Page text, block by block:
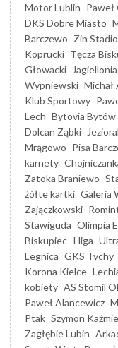
Motor Lublin Paweł
DKS Dobre Miasto
Barczewo Zin
Koprucki Tęcza
Głowacki
Wypniewski Michał
Klub Sportowy
Lech Bytovia Bytów
Dolcan Ząbki
Mrągowo Pisa
karnety
Zatoka Braniewo
żółte kartki Galeria
Zajączkowski
Stawiguda Olimpia
Biskupiec I liga
Legnica GKS Tychy
Korona Kielce
kobiety AS Stomil
Paweł Alancewicz
Ptak Szymon
Zagłębie Lubin